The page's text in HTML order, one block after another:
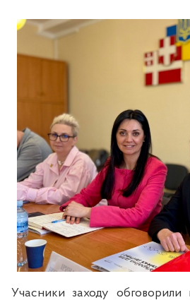
Учасники заходу обговорили